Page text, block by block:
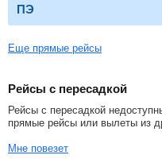
ПЭ
Еще прямые рейсы
Рейсы с пересадкой
Рейсы с пересадкой
прямые рейсы или вылеты из
Мне повезет